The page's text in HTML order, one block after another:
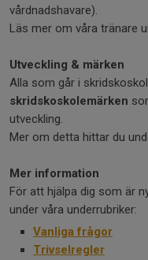
vårdnadshavare).
Läs mer om våra tränare
Utveckling & märken
Alla som går i
skridskoskolemärken
utveckling.
Mer om detta hittar du
Mer information
För att hjälpa dig som är
under våra underrubriker:
Vanliga frågor
Trivselregler